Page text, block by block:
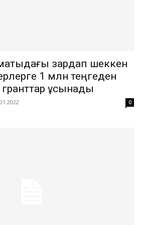
зардап шеккен
1 млн теңгеден
ұсынады
0